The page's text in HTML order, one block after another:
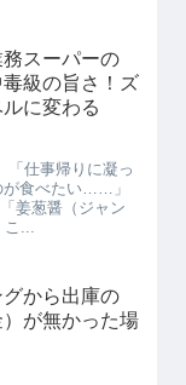
務スーパーの
毒級の旨さ！ズ
に変わる
「仕事帰りに凝っ
が食べたい……」
姜葱醤（ジャン
こ...
から出庫の
が無かった場